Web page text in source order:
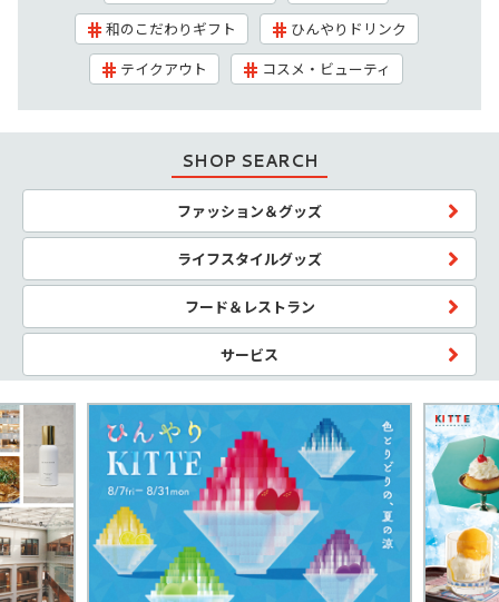
和のこだわりギフト
ひんやりドリンク
テイクアウト
コスメ・ビューティ
SHOP SEARCH
ファッション＆グッズ
ライフスタイルグッズ
フード＆レストラン
サービス